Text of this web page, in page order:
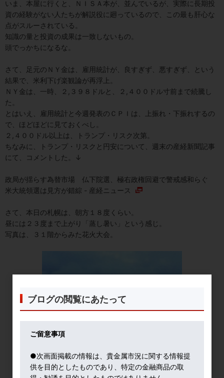
いま、本屋に行くと、ＮＩＳＡ本が、並んでいるが、実際に長期投
資の経験がない人たちが解説役に廻っているので、この最も肝心な
点がスルーされている。
知識の量と投資の成果は一致しないもの。
頭でっかちになるな。
さて、足元のＮＹ金は、雇用統計が、良すぎず、悪すぎず、という
結果で、米利下げ楽観論が再浮上。
ＮＹ金は、一時、２,３９８ドルと、２,４００ドル寸前まで続騰し
た。
とはいえ、雇用統計と今週発表のＣＰＩは、上振れ・下振れするの
で、ほどほどに見ておくべし。
２,４００ドル以上は、トランプ・リスク次第。
ちなみに、トランプ・リスクと円安について、週末の産経新聞記事
にて、コメントした。↓
政局が揺らす為替市場 仏下院選、極右政権回避で警戒感和らぐ
米大統領選は見方が錯綜 - 産経ニュース
さて、本日の札幌は、朝方１８度くらい。
昼には２３度まで上がり「蒸し暑い」という感じ。
写真は、３１階からみた花火大会。
ブログの閲覧にあたって
ご留意事項
●次画面掲載の情報は、貴金属市況に関する情報提
供を目的としたものであり、特定の金融商品の取